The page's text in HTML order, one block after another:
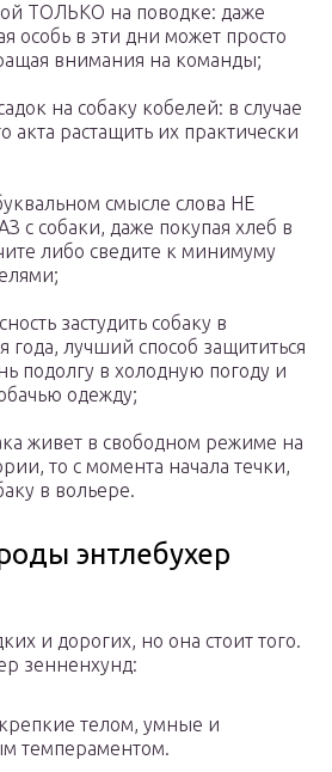
ТОЛЬКО на поводке: даже
особь в эти дни может просто
внимания на команды;
на собаку кобелей: в случае
акта растащить их практически
смысле слова НЕ
с собаки, даже покупая хлеб в
либо сведите к минимуму
застудить собаку в
года, лучший способ защититься
подолгу в холодную погоду и
одежду;
живет в свободном режиме на
то с момента начала течки,
в вольере.
энтлебухер
и дорогих, но она стоит того.
зенненхунд:
телом, умные и
темпераментом.